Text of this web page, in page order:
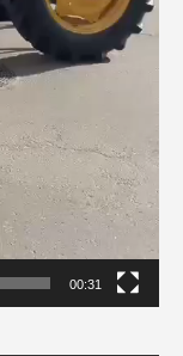
00:31